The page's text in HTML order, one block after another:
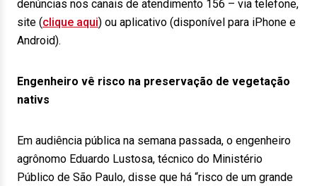
denúncias nos canais de atendimento 156 – via telefone,
site (clique aqui) ou aplicativo (disponível para iPhone e
Android).
Engenheiro vê risco na preservação de vegetação
nativs
Em audiência pública na semana passada, o engenheiro
agrônomo Eduardo Lustosa, técnico do Ministério
Público de São Paulo, disse que há “risco de um grande